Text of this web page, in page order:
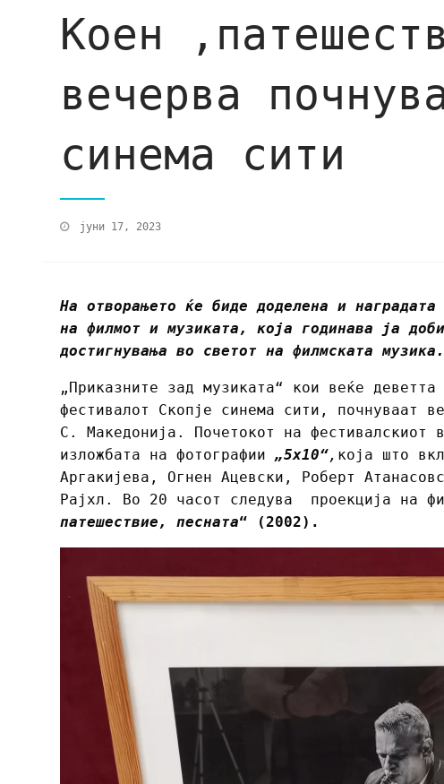
Коен
вечерва
синема сити
јуни 17, 2023
На отворањето ќе биде доделена и
на филмот и музиката, која годинава ја
достигнувања во светот на филмската музика.
„Приказните зад музиката“ кои веќе
фестивалот Скопје синема сити, почнуваат
С. Македонија. Почетокот на
изложбата на фотографии „5x10“, која што
Аргакијева, Огнен Ацевски, Роберт
Рајхл. Во 20 часот следува проекција на
патешествие, песната“ (2002) .